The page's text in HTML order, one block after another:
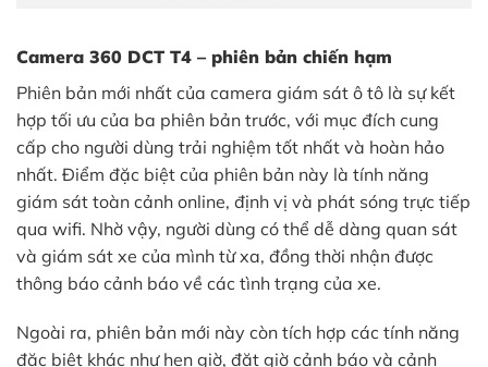
Camera 360 DCT T4 – phiên bản chiến hạm
Phiên bản mới nhất của camera giám sát ô tô là sự kết
hợp tối ưu của ba phiên bản trước, với mục đích cung
cấp cho người dùng trải nghiệm tốt nhất và hoàn hảo
nhất. Điểm đặc biệt của phiên bản này là tính năng
giám sát toàn cảnh online, định vị và phát sóng trực tiếp
qua wifi. Nhờ vậy, người dùng có thể dễ dàng quan sát
và giám sát xe của mình từ xa, đồng thời nhận được
thông báo cảnh báo về các tình trạng của xe.
Ngoài ra, phiên bản mới này còn tích hợp các tính năng
đặc biệt khác như hẹn giờ, đặt giờ cảnh báo và cảnh